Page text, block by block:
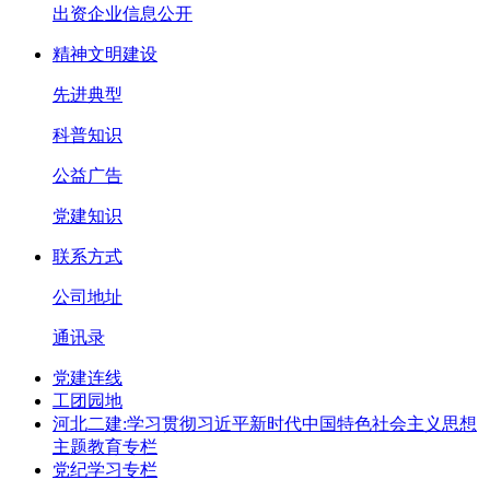
出资企业信息公开
精神文明建设
先进典型
科普知识
公益广告
党建知识
联系方式
公司地址
通讯录
党建连线
工团园地
河北二建:学习贯彻习近平新时代中国特色社会主义思想
主题教育专栏
党纪学习专栏